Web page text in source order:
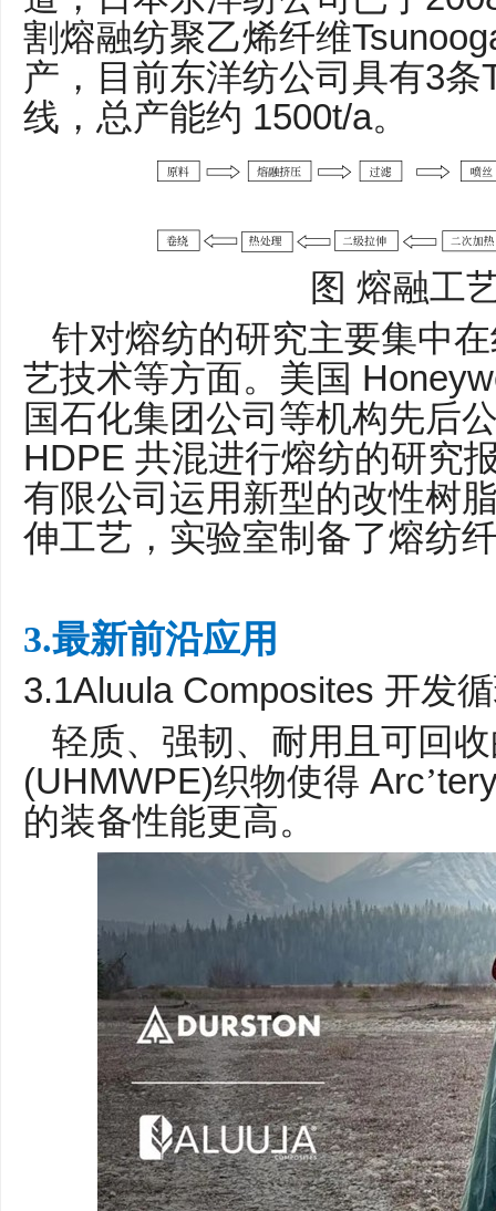
割熔融纺聚乙烯纤维
产，目前东洋纺公司具有3条
线，总产能约 1500t/a。
图 熔融工
针对熔纺的研究主要集中
艺技术等方面。美国
国石化集团公司等机构先后
HDPE 共混进行熔纺的研究
有限公司运用新型的改性树
伸工艺，实验室制备了熔纺
3.最新前沿应用
3.1Aluula Composites 开发
轻质、强韧、耐用且可回
(UHMWPE)织物使得 Arc’
的装备性能更高。